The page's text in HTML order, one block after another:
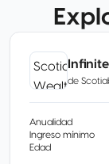
de
Anualidad
Ingreso mínimo
Edad